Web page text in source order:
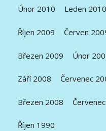
Únor 2010 Leden 2010
Říjen 2009 Červen
Březen 2009 Únor
Září 2008 Červenec
Březen 2008
Říjen 1990